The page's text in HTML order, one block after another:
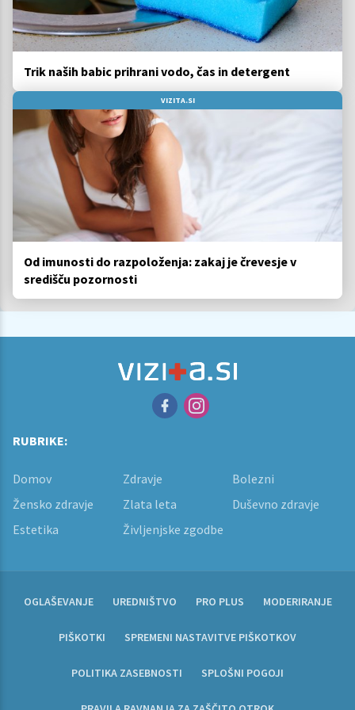
Trik naših babic prihrani vodo, čas in detergent
VIZITA.SI
Od imunosti do razpoloženja: zakaj je črevesje v
središču pozornosti
RUBRIKE:
Domov Zdravje
Bolezni
Žensko zdravje
Zlata leta
Duševno zdravje
Estetika
Življenjske zgodbe
OGLAŠEVANJE UREDNIŠTVO PRO PLUS MODERIRANJE
PIŠKOTKI SPREMENI NASTAVITVE PIŠKOTKOV
POLITIKA ZASEBNOSTI SPLOŠNI POGOJI